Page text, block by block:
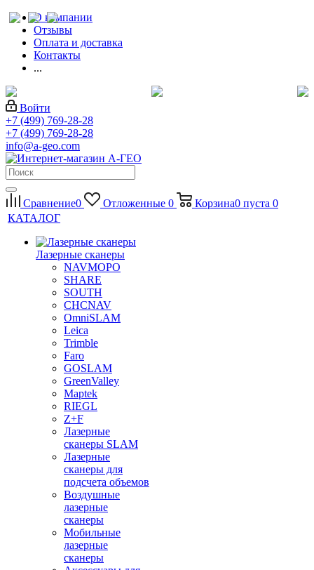
О компании
Отзывы
Оплата и доставка
Контакты
...
Войти
+7 (499) 769-28-28
+7 (499) 769-28-28
info@a-geo.com
Сравнение0 Отложенные 0 Корзина0 пуста 0
КАТАЛОГ
Лазерные сканеры
NAVMOPO
SHARE
SOUTH
CHCNAV
OmniSLAM
Leica
Trimble
Faro
GOSLAM
GreenValley
Maptek
RIEGL
Z+F
Лазерные
сканеры SLAM
Лазерные
сканеры для
подсчета объемов
Воздушные
лазерные
сканеры
Мобильные
лазерные
сканеры